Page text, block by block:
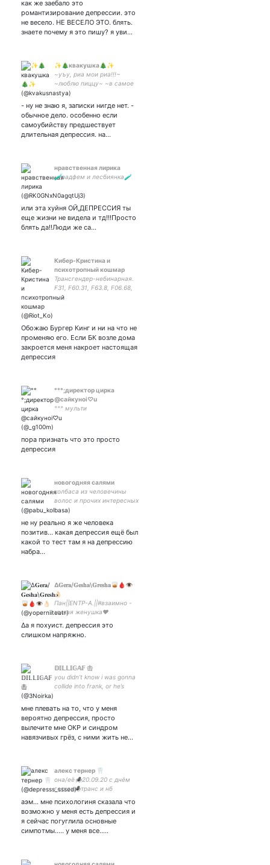
sun my aqua moon ‌‌‍‍ ‌‌‍‍
как же заебало это
романтизирование депрессии. это
не весело. НЕ ВЕСЕЛО ЭТО. блять.
знаете почему я это пишу? я уви…
✨🎄квакушка🎄✨
~уъу, риа мои риа!!!~
~люблю пиццу~ ~в самое
сердце — 16.12.2019~
мать, вот такая вот мать~
©
- ну не знаю я, записки нигде нет. -
обычное дело. особенно если
самоубийству предшествует
длительная депрессия. на…
нравственная лирика
🧪радфем и лесбиянка🧪
или эта хуйня ОЙ,ДЕПРЕССИЯ ты
еще жизни не видела и тд!!!Просто
блять да!!Люди же са…
Кибер-Кристина и
психотропный кошмар
Трансгендер-небинарная.
F31, F60.31, F63.8, F06.68,
F64.0. Суициды, кома,
Обожаю Бургер Кинг и ни на что не
променяю его. Если БК возле дома
закроется меня накроет настоящая
депрессия
°°°;директор цирка
@сайкуноi♡u
°°° мульти
пора признать что это просто
депрессия
новогодняя салями
колбаса из человечины
волос и прочих интересных
ингредиентов
не ну реально я же человека
позитив... какая депрессия ещё был
какой то тест там я на депрессию
набра…
∆𝐆𝐞𝐫𝐚/𝐆𝐞𝐬𝐡𝐚\𝐆𝐫𝐞𝐬𝐡𝐚🥃🩸👁
👌🏻
Пан||ENTP-A.||#взаимно -
милая женушка♥
∆а я похуист. депрессия это
слишком напряжно.
𝔻𝕀𝕃𝕃𝕀𝔾𝔸𝔽 击
you didn’t know i was gonna
collide into frank, or he’s
мне плевать на то, что у меня
вероятно депрессия, просто
вылечите мне ОКР и синдром
навязчивых грёз, с ними жить не…
алекс тернер 🦷
она/её🕷20.09.20 с днём
готхок🕷транс и нб
you hear me?
аэм... мне психологиня сказала что
возможно у меня есть депрессия и
я сейчас погуглила основные
симпотмы..... у меня все.....